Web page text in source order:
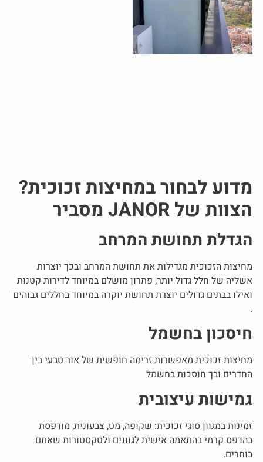
מדוע לבחור במחיצות זכוכית?
הצוות של JANOR מסביר
הגדלת תחושת המרחב
מחיצות הזכוכית מגדילות את תחושת המרחב ובכך יוצרות
אשליה של חלל גדול יותר, פתרון מושלם במיוחד לדירות קטנות
ואילו בבתים גדולים יוצרת תחושת יוקרה במיוחד בחללים גבוהים
.
חיסכון בחשמל
מחיצות זכוכית מאפשרות זרימה חופשית של אור טבעי בין
החדרים ובך חוסכות בחשמל
גמישות עיצובית
זמינות במגוון סוגי זכוכית: שקופה, מט, צבעונית, מודפסת
בהדפס קרמי בהתאמה אישית לגוונים ולטקסטורות שאתם
בוחרים.